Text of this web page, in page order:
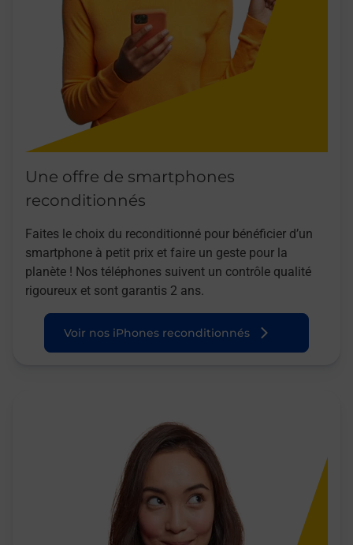
Une offre de smartphones
reconditionnés
Faites le choix du reconditionné pour bénéficier d’un
smartphone à petit prix et faire un geste pour la
planète ! Nos téléphones suivent un contrôle qualité
rigoureux et sont garantis 2 ans.
Voir nos iPhones reconditionnés